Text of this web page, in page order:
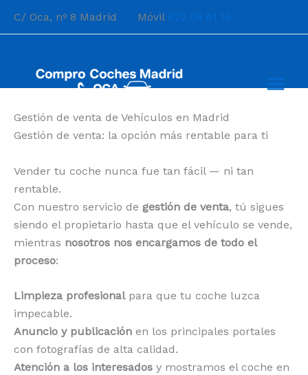
C/ Oca, nº 8 Madrid Móvil 622 08 61 15
Gestión de venta de Vehículos en Madrid
Gestión de venta: la opción más rentable para ti
Vender tu coche nunca fue tan fácil — ni tan
rentable.
Con nuestro servicio de gestión de venta, tú sigues
siendo el propietario hasta que el vehículo se vende,
mientras nosotros nos encargamos de todo el
proceso:
Limpieza profesionalpara que tu coche luzca
impecable.
Anuncio y publicación en los principales portales
con fotografías de alta calidad.
Atención a los interesados y mostramos el coche en